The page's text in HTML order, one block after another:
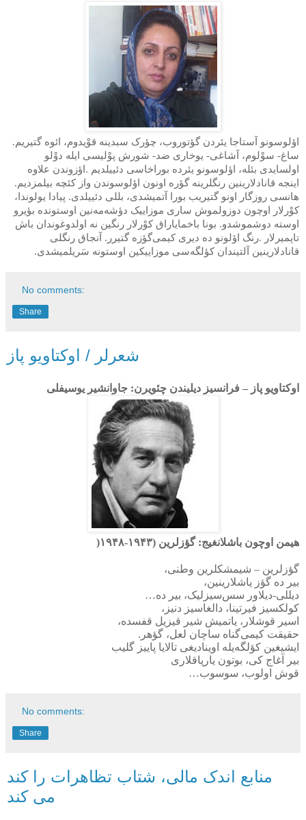
اؤلوسونو آستاجا یئردن گؤتوروب، چؤرک سبدینه قوْیدوم، ائوه گتیریم.
ساغ- سوْلوم، آشاغی- یوخاری ضد- شورش پوْلیسی‌ ایله دوْلو
اولسایدی بئله، اؤلوسونو یئرده بوراخاسی دئییلدیم . اؤزوندن علاوه
اینجه قانادلارینین رنگلرینه گؤره اونون اؤلوسوندن واز کئچه بیلمزدیم.
هانسی روزگار اونو گتیریب بورا آتمیشدی، بللی دئییلدی. پیادا یولوندا،
کوْرلار اوچون دوزولموش ساری موزاییک دؤشه‌مه‌نین اوستونده بؤیرو
اوسته دوشموشدو. بونا باخمایاراق کوْرلار رنگین نه اولدوغوندان باش
تاپمیرلار .رنگ اؤلونو ده دیری کیمی‌گؤزه گتیرر. آنجاق رنگلی
قانادلارینین آلتیندان کؤلگه‌سی موزاییکین اوستونه سَریلمیشدی.
No comments:
Share
شعرلر / اوکتاویو پاز
اوکتاویو پاز – فرانسیز دیلیندن چئویرن: جاوانشیر یوسیفلی‌
هیمن اوچون باشلانغیج: گؤزلرین (۱۹۴۳-۱۹۴۸ )
گؤزلرین – شیمشکلرین وطنی،
بیر ده گؤز یاشلارینین،
دیللی-دیلاور سس‌سیزلیک، بیر ده…
کولکسیز فیرتینا، دالغاسیز دنیز،
اسیر قوشلار، یاتمیش شیر قیزیل قفسده،
حقیقت کیمی‌گناه ساچان لعل، گؤهر .
ایشیغین کؤلگه‌یله اوینادیغی تالایا پاییز گلیب
بیر آغاج کی، بوتون یارپاقلاری
قوش اولوب، سوسوب…
No comments:
Share
منابع اندک مالی، شتاب تظاهرات را کند
می کند